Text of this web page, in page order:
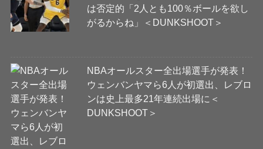
は否定的「2人とも100％ボールを欲し
がるからね」＜DUNKSHOOT＞
NBAオールスター全出場選手が発表！
ウェンバンヤマら6人が初選出、レブロ
ンは史上最多21年連続出場に＜
DUNKSHOOT＞